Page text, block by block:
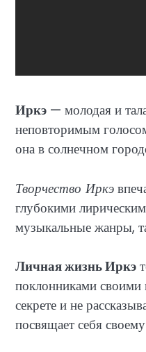
Иркэ — молодая и
неповторимым
она в солнечном
Творчество Иркэ
глубокими
музыкальные жанры,
Личная жизнь Иркэ
поклонниками
секрете и не
посвящает себя